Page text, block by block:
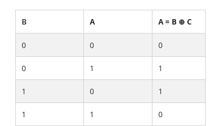
B A A = B ⊕ C
0 0 0
0 1 1
1 0 1
1 1 0